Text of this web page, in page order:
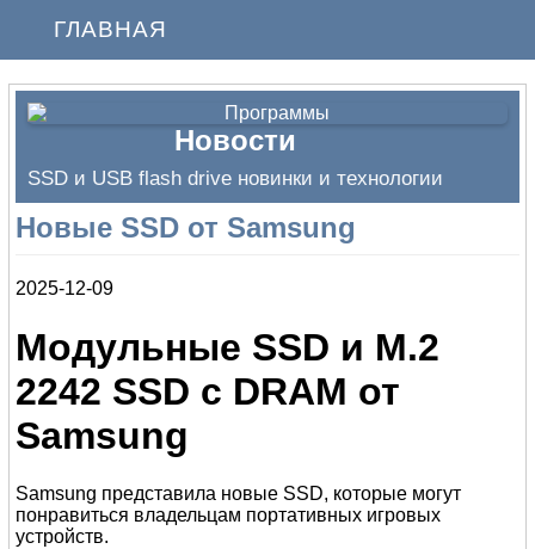
ГЛАВНАЯ
Новости
SSD и USB flash drive новинки и технологии
Новые SSD от Samsung
2025-12-09
Модульные SSD и M.2
2242 SSD с DRAM от
Samsung
Samsung представила новые SSD, которые могут
понравиться владельцам портативных игровых
устройств.